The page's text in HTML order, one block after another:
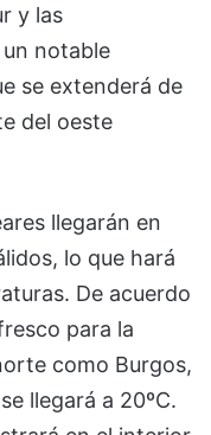
y las
notable
se extenderá de
del oeste
llegarán en
lo que hará
De acuerdo
para la
como Burgos,
llegará a 20ºC.